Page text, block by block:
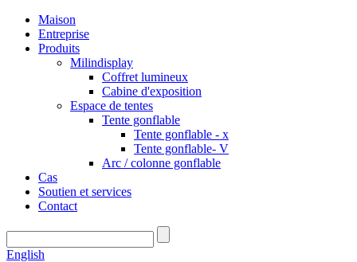
Maison
Entreprise
Produits
Milindisplay
Coffret lumineux
Cabine d'exposition
Espace de tentes
Tente gonflable
Tente gonflable - x
Tente gonflable- V
Arc / colonne gonflable
Cas
Soutien et services
Contact
English